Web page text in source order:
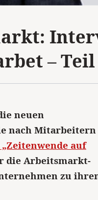
– Teil
neuen
nach Mitarbeitern
auf
die Arbeitsmarkt-
zu